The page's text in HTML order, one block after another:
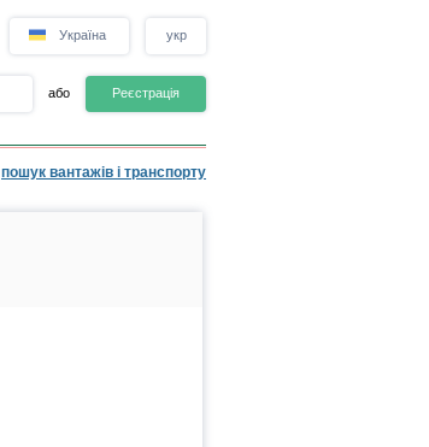
Україна укр
або Реєстрація
пошук вантажів і транспорту